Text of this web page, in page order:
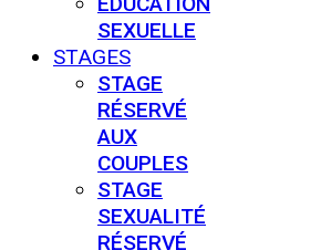
SEXUELLE
STAGES
STAGE
RÉSERVÉ
AUX
COUPLES
STAGE
SEXUALITÉ
RÉSERVÉ